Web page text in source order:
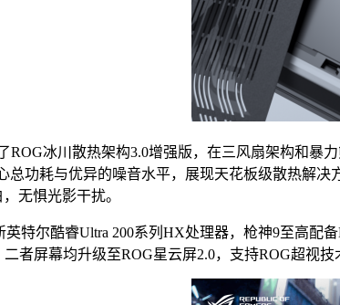
冰川散热架构3.0增强版，在三风扇架构和暴
总功耗与优异的噪音水平，展现天花板级散热解
无惧光影干扰。
尔酷睿Ultra 200系列HX处理器，枪神9至高配备
者屏幕均升级至ROG星云屏2.0，支持ROG超视